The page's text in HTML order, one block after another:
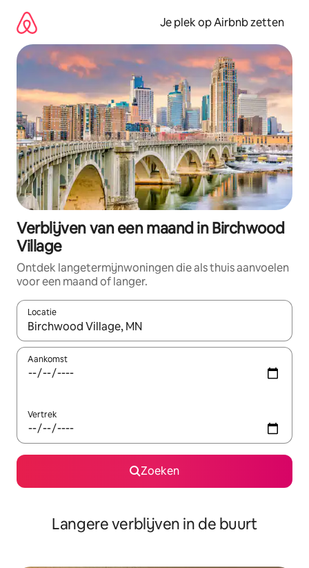
direct
naar
inhoud
Je plek op Airbnb zetten
Verblijven van een maand in Birchwood
Village
Ontdek langetermijnwoningen die als thuis aanvoelen
voor een maand of langer.
Locatie
Wanneer er resultaten beschikbaar zijn, maak je een keuze
Aankomst
Vertrek
Zoeken
Langere verblijven in de buurt